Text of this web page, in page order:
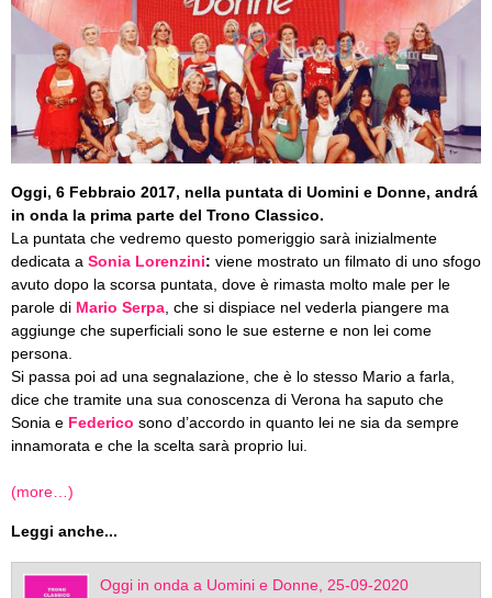
Oggi, 6 Febbraio 2017, nella puntata di Uomini e Donne, andrá
in onda la prima parte del Trono Classico.
La puntata che vedremo questo pomeriggio sarà inizialmente
dedicata a Sonia Lorenzini: viene mostrato un filmato di uno sfogo
avuto dopo la scorsa puntata, dove è rimasta molto male per le
parole di Mario Serpa , che si dispiace nel vederla piangere ma
aggiunge che superficiali sono le sue esterne e non lei come
persona.
Si passa poi ad una segnalazione, che è lo stesso Mario a farla,
dice che tramite una sua conoscenza di Verona ha saputo che
Sonia e Federico sono d’accordo in quanto lei ne sia da sempre
innamorata e che la scelta sarà proprio lui.
(more…)
Leggi anche...
Oggi in onda a Uomini e Donne, 25-09-2020